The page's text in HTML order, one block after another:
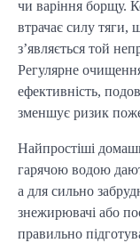
чи варіння борщу.
втрачає силу тяги,
з’являється той
Регулярне
ефективність,
зменшує ризик
Найпростіші
гарячою водою
а для сильно
знежирювачі або
правильно